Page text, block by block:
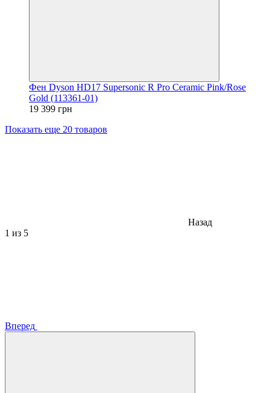
Фен Dyson HD17 Supersonic R Pro Ceramic Pink/Rose
Gold (113361-01)
19 399 грн
Показать еще 20 товаров
Назад
1 из 5
Вперед